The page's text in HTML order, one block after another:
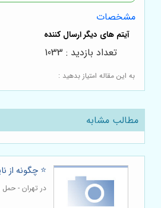
مشخصات
به این مقاله امتیاز بدهید :
تعداد بازدید : 1033
مطالب مشابه
⭐️ چگونه از
در تهران - حمل